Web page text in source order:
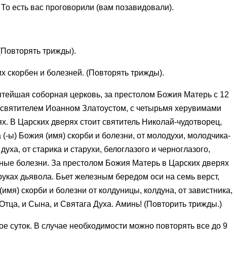
есть вас проговорили (вам позавидовали).
трижды).
скорбен и болезней. (Повторять трижды).
соборная церковь, за престолом Божия Матерь с 12
Иоанном Златоустом, с четырьмя херувимами
В Царских дверях стоит святитель Николай-чудотворец,
ы) Божия (имя) скорби и болезни, от молодухи, молодчика-
от старика и старухи, белоглазого и черноглазого,
болезни. За престолом Божия Матерь в Царских дверях
дьявола. Бьет железным бередом оси на семь верст,
скорби и болезни от колдуницы, колдуна, от завистника,
и Сына, и Святага Духа. Аминь! (Повторить трижды.)
суток. В случае необходимости можно повторять все до 9